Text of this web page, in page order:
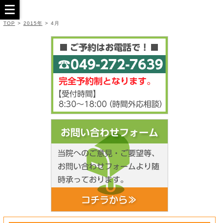
TOP > 2015年 > 4月